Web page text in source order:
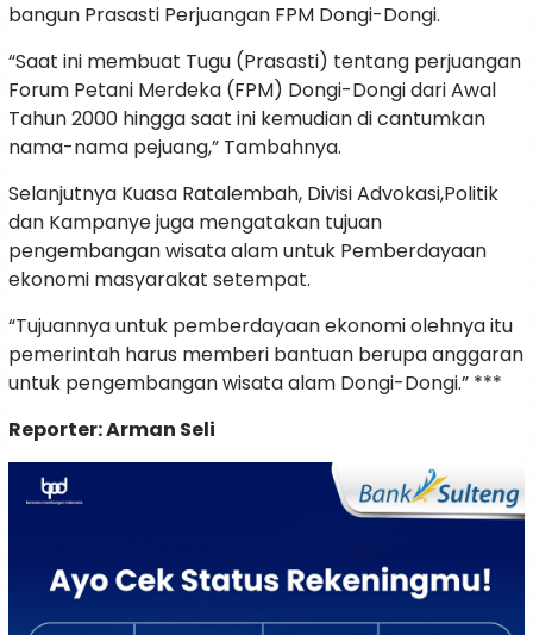
bangun Prasasti Perjuangan FPM Dongi-Dongi.
“Saat ini membuat Tugu (Prasasti) tentang perjuangan
Forum Petani Merdeka (FPM) Dongi-Dongi dari Awal
Tahun 2000 hingga saat ini kemudian di cantumkan
nama-nama pejuang,” Tambahnya.
Selanjutnya Kuasa Ratalembah, Divisi Advokasi,Politik
dan Kampanye juga mengatakan tujuan
pengembangan wisata alam untuk Pemberdayaan
ekonomi masyarakat setempat.
“Tujuannya untuk pemberdayaan ekonomi olehnya itu
pemerintah harus memberi bantuan berupa anggaran
untuk pengembangan wisata alam Dongi-Dongi.” ***
Reporter: Arman Seli